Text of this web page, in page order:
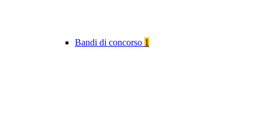
Bandi di concorso 1